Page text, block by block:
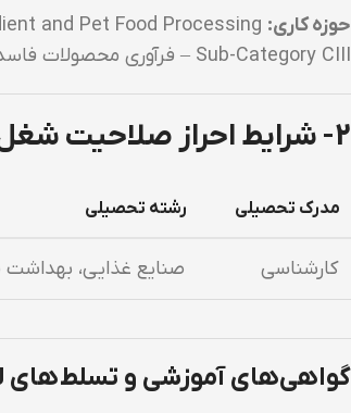
حوزه کاری:
Sub-Category CIII – فرآوری محصولات فاسدشدنی حیوانی و گیاهی (Mixed Perishable Products)
2- شرایط احراز صلاحیت شغل (شایستگی‌های مورد نیاز برای شغل مورد نظر)
مدرک تحصیلی رشته تحصیلی
کارشناسی صنایع غذایی، بهداشت
گواهی‌های آموزشی و تسلط‌های